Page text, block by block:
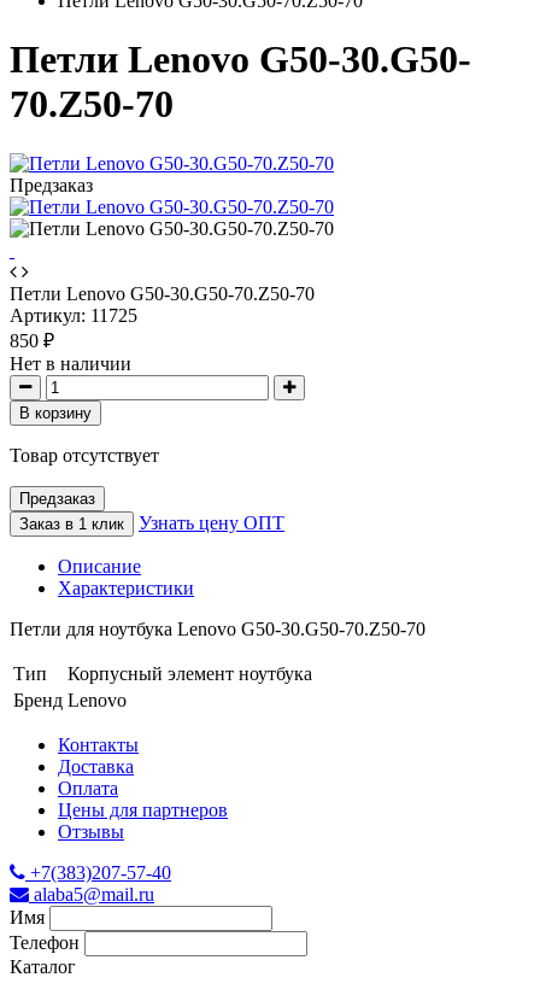
Петли Lenovo G50-30.G50-
70.Z50-70
Предзаказ
Петли Lenovo G50-30.G50-70.Z50-70
Артикул: 11725
850 ₽
Нет в наличии
В корзину
Товар отсутствует
Предзаказ
Заказ в 1 клик
Узнать цену ОПТ
Описание
Характеристики
Петли для ноутбука Lenovo G50-30.G50-70.Z50-70
Тип
Корпусный элемент ноутбука
Бренд Lenovo
Контакты
Доставка
Оплата
Цены для партнеров
Отзывы
+7(383)207-57-40
alaba5@mail.ru
Имя
Телефон
Каталог